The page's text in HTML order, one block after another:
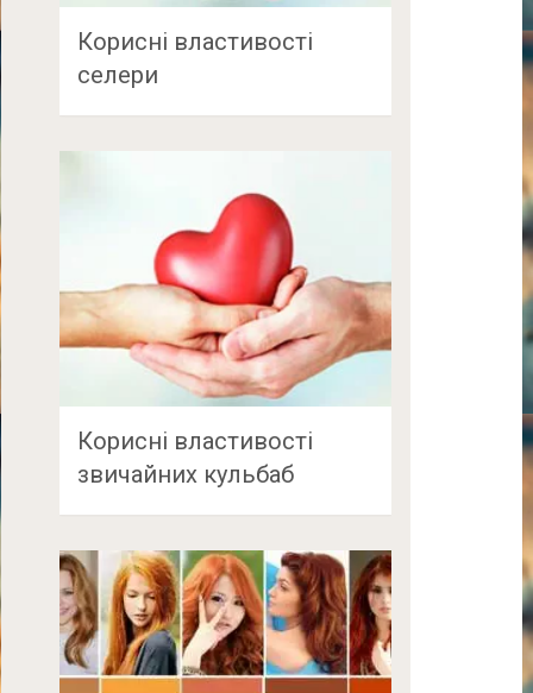
Корисні властивості
селери
Корисні властивості
звичайних кульбаб